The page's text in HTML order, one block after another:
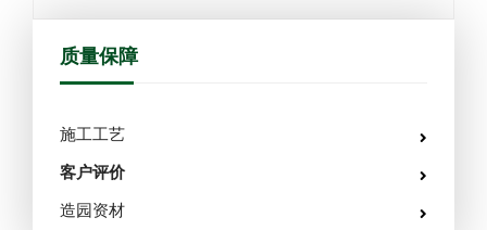
质量保障
施工工艺
客户评价
造园资材